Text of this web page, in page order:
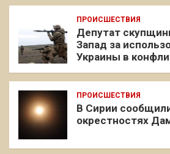
ПРОИСШЕСТВИЯ
Депутат
Запад за
Украины в
ПРОИСШЕСТВИЯ
В Сирии
окрестностях